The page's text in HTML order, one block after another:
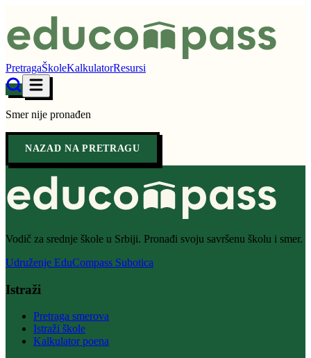
PretragaŠkoleKalkulatorResursi
Smer nije pronađen
NAZAD NA PRETRAGU
Vodič za srednje škole u Srbiji. Pronađi svoju savršenu školu i smer.
Udruženje EduCompass Subotica
Istraži
Pretraga smerova
Istraži škole
Kalkulator poena